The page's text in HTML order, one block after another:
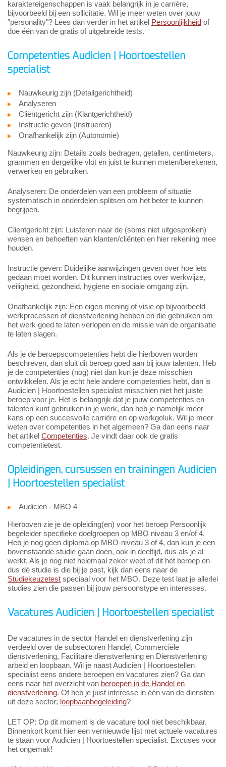
karaktereigenschappen is vaak belangrijk in je carrière,
bijvoorbeeld bij een sollicitatie. Wil je meer weten over jouw
"personality"? Lees dan verder in het artikel Persoonlijkheid of
doe één van de gratis of uitgebreide tests.
Competenties Audicien | Hoortoestellen
specialist
Nauwkeurig zijn (Detailgerichtheid)
Analyseren
Cliëntgericht zijn (Klantgerichtheid)
Instructie geven (Instrueren)
Onafhankelijk zijn (Autonomie)
Nauwkeurig zijn: Details zoals bedragen, getallen, centimeters,
grammen en dergelijke vlot en juist te kunnen meten/berekenen,
verwerken en gebruiken.
Analyseren: De onderdelen van een probleem of situatie
systematisch in onderdelen splitsen om het beter te kunnen
begrijpen.
Clientgericht zijn: Luisteren naar de (soms niet uitgesproken)
wensen en behoeften van klanten/cliënten en hier rekening mee
houden.
Instructie geven: Duidelijke aanwijzingen geven over hoe iets
gedaan moet worden. Dit kunnen instructies over werkwijze,
veiligheid, gezondheid, hygiene en sociale omgang zijn.
Onafhankelijk zijn: Een eigen mening of visie op bijvoorbeeld
werkprocessen of dienstverlening hebben en die gebruiken om
het werk goed te laten verlopen en de missie van de organisatie
te laten slagen.
Als je de beroepscompetenties hebt die hierboven worden
beschreven, dan sluit dit beroep goed aan bij jouw talenten. Heb
je de competenties (nog) niet dan kun je deze misschien
ontwikkelen. Als je echt hele andere competenties hebt, dan is
Audicien | Hoortoestellen specialist misschien niet het juiste
beroep voor je. Het is belangrijk dat je jouw competenties en
talenten kunt gebruiken in je werk, dan heb je namelijk meer
kans op een succesvolle carrière en op werkgeluk. Wil je meer
weten over competenties in het algemeen? Ga dan eens naar
het artikel Competenties. Je vindt daar ook de gratis
competentietest.
Opleidingen, cursussen en trainingen Audicien
| Hoortoestellen specialist
Audicien - MBO 4
Hierboven zie je de opleiding(en) voor het beroep Persoonlijk
begeleider specifieke doelgroepen op MBO niveau 3 en/of 4.
Heb je nog geen diploma op MBO-niveau 3 of 4, dan kun je een
bovenstaande studie gaan doen, ook in deeltijd, dus als je al
werkt. Als je nog niet helemaal zeker weet of dit hèt beroep en
dus dè studie is die bij je past, kijk dan eens naar de
Studiekeuzetest speciaal voor het MBO. Deze test laat je allerlei
studies zien die passen bij jouw persoonstype en interesses.
Vacatures Audicien | Hoortoestellen specialist
De vacatures in de sector Handel en dienstverlening zijn
verdeeld over de subsectoren Handel, Commerciële
dienstverlening, Facilitaire dienstverlening en Dienstverlening
arbeid en loopbaan. Wil je naast Audicien | Hoortoestellen
specialist eens andere beroepen en vacatures zien? Ga dan
eens naar het overzicht van beroepen in de Handel en
dienstverlening. Of heb je juist interesse in één van de diensten
uit deze sector; loopbaanbegeleiding?
LET OP: Op dit moment is de vacature tool niet beschikbaar.
Binnenkort komt hier een vernieuwde lijst met actuele vacatures
te staan voor Audicien | Hoortoestellen specialist. Excuses voor
het ongemak!